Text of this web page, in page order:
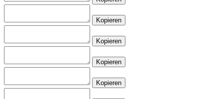
Kopieren
Kopieren
Kopieren
Kopieren